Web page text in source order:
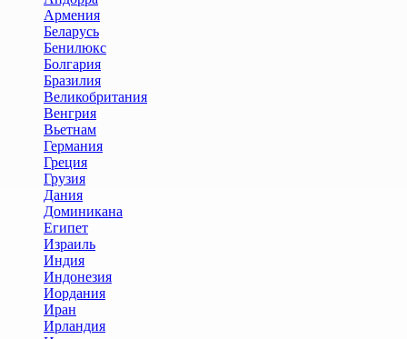
Армения
Беларусь
Бенилюкс
Болгария
Бразилия
Великобритания
Венгрия
Вьетнам
Германия
Греция
Грузия
Дания
Доминикана
Египет
Израиль
Индия
Индонезия
Иордания
Иран
Ирландия